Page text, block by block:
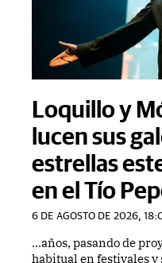
Loquillo y
lucen sus
estrellas
en el Tío
6 DE AGOSTO DE 2026,
...años, pasando de
habitual en festivales y